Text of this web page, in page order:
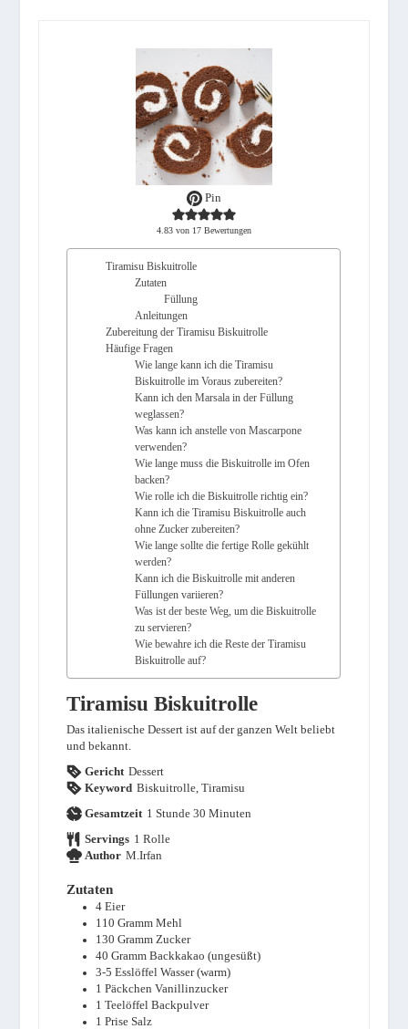
Pin
4.83 von 17 Bewertungen
Tiramisu Biskuitrolle
Zutaten
Füllung
Anleitungen
Zubereitung der Tiramisu Biskuitrolle
Häufige Fragen
Wie lange kann ich die Tiramisu
Biskuitrolle im Voraus zubereiten?
Kann ich den Marsala in der Füllung
weglassen?
Was kann ich anstelle von Mascarpone
verwenden?
Wie lange muss die Biskuitrolle im Ofen
backen?
Wie rolle ich die Biskuitrolle richtig ein?
Kann ich die Tiramisu Biskuitrolle auch
ohne Zucker zubereiten?
Wie lange sollte die fertige Rolle gekühlt
werden?
Kann ich die Biskuitrolle mit anderen
Füllungen variieren?
Was ist der beste Weg, um die Biskuitrolle
zu servieren?
Wie bewahre ich die Reste der Tiramisu
Biskuitrolle auf?
Tiramisu Biskuitrolle
Das italienische Dessert ist auf der ganzen Welt beliebt
und bekannt.
Gericht Dessert
Keyword Biskuitrolle, Tiramisu
Gesamtzeit 1 Stunde
Stunde 30Minuten
Minuten
Servings 1 Rolle
Author M.Irfan
Zutaten
4 Eier
110 Gramm Mehl
130 Gramm Zucker
40 Gramm Backkakao (ungesüßt)
3-5 Esslöffel Wasser (warm)
1 Päckchen Vanillinzucker
1 Teelöffel Backpulver
1 Prise Salz